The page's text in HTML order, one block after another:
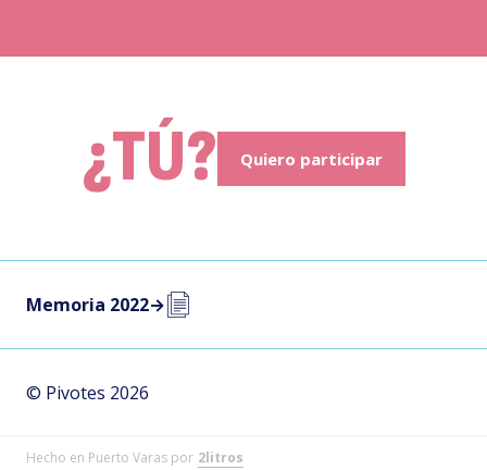
¿TÚ? Quiero participar
© Pivotes 2026
Memoria 2022→
Hecho en Puerto Varas por 2litros